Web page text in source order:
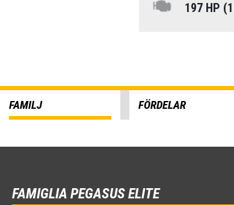
197 HP
FAMILJ FÖRDELAR
FAMIGLIA PEGASUS ELITE